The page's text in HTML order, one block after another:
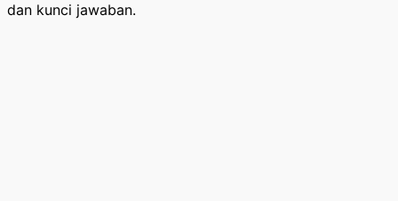
dan kunci jawaban.